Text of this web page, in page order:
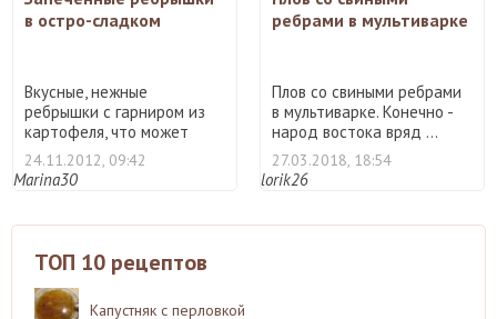
в остро-сладком
Вкусные, нежные
ребрышки с гарниром из
картофеля, что может
быть луч ...
24.11.2012, 09:42
Marina30
ребрами в мультиварке
Плов со свиными ребрами
в мультиварке. Конечно -
народ востока вряд ...
27.03.2018, 18:54
lorik26
ТОП 10 рецептов
Капустняк с перловкой